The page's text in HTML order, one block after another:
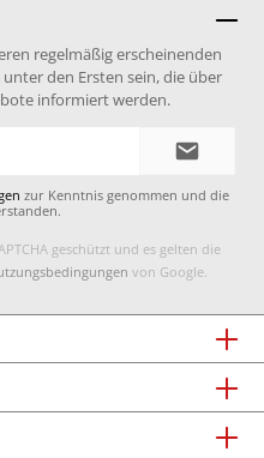
regelmäßig erscheinenden
den Ersten sein, die über
informiert werden.
zur Kenntnis genommen und die
geschützt und es gelten die
von Google.